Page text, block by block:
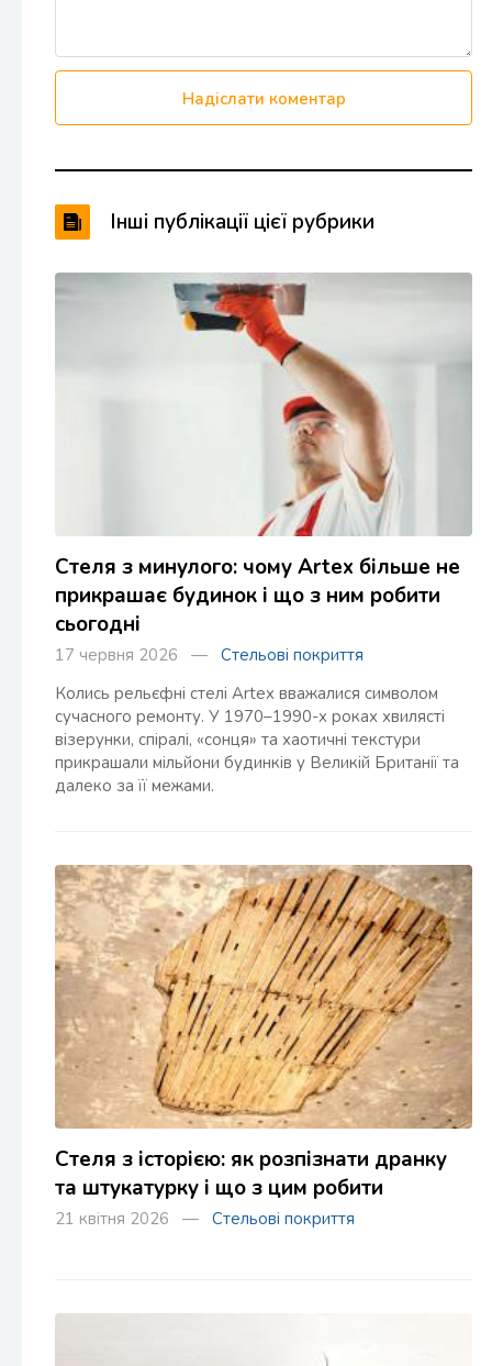
Надіслати коментар
Інші публікації цієї рубрики
Стеля з минулого: чому Artex більше не
прикрашає будинок і що з ним робити
сьогодні
17 червня 2026 — Стельові покриття
Колись рельєфні стелі Artex вважалися символом
сучасного ремонту. У 1970–1990-х роках хвилясті
візерунки, спіралі, «сонця» та хаотичні текстури
прикрашали мільйони будинків у Великій Британії та
далеко за її межами.
Стеля з історією: як розпізнати дранку
та штукатурку і що з цим робити
21 квітня 2026 — Стельові покриття